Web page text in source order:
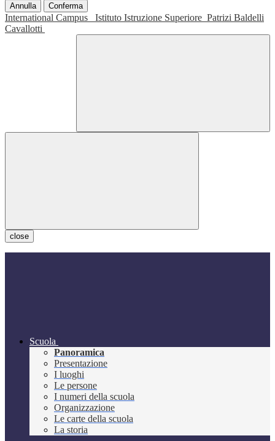
Annulla Conferma
International Campus Istituto Istruzione Superiore Patrizi Baldelli
Cavallotti
close
Scuola
Panoramica
Presentazione
I luoghi
Le persone
I numeri della scuola
Organizzazione
Le carte della scuola
La storia